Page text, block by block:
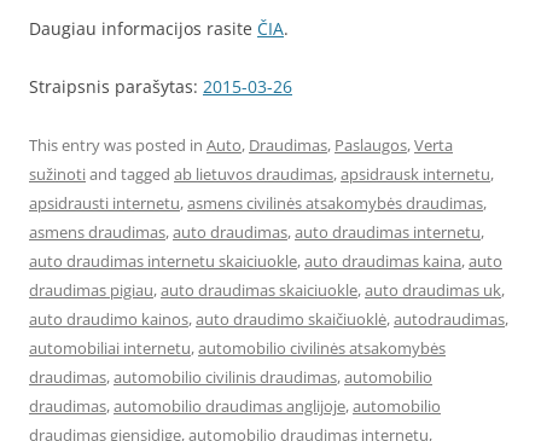
Daugiau informacijos rasite ČIA.
Straipsnis parašytas: 2015-03-26
This entry was posted in Auto, Draudimas, Paslaugos,Verta
sužinotiand tagged ab lietuvos draudimas,apsidrausk internetu,
apsidrausti internetu,asmens civilinės atsakomybės draudimas,
asmens draudimas,auto draudimas,auto draudimas internetu,
auto draudimas internetu skaiciuokle,auto draudimas kaina,auto
draudimas pigiau,auto draudimas skaiciuokle,auto draudimas uk,
auto draudimo kainos,auto draudimo skaičiuoklė,autodraudimas,
automobiliai internetu,automobilio civilinės atsakomybės
draudimas,automobilio civilinis draudimas,automobilio
draudimas,automobilio draudimas anglijoje,automobilio
draudimas gjensidige,automobilio draudimas internetu,